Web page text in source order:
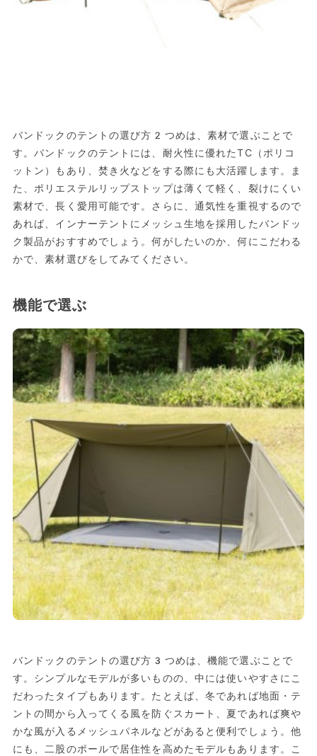
バンドックのテントの選び方2つめは、素材で選ぶことで
す。バンドックのテントには、耐火性に優れたTC（ポリコ
ットン）もあり、焚き火などをする際にも大活躍します。ま
た、ポリエステルリップストップは薄くて軽く、裂けにくい
素材で、長く愛用可能です。さらに、通気性を重視するので
あれば、インナーテントにメッシュ生地を採用したバンドッ
ク製品がおすすめでしょう。何がしたいのか、何にこだわる
かで、素材選びをしてみてください。
機能で選ぶ
バンドックのテントの選び方3つめは、機能で選ぶことで
す。シンプルなモデルが多いものの、中には使いやすさにこ
だわったタイプもあります。たとえば、冬であれば地面・テ
ントの間から入ってくる風を防ぐスカート、夏であれば爽や
かな風が入るメッシュパネルなどがあると便利でしょう。他
にも、二股のポールで居住性を高めたモデルもあります。こ